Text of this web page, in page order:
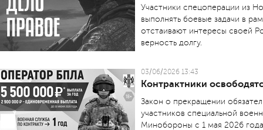
Участники спецоперации из
выполнять боевые задачи в
отстаивают интересы своей
верность долгу.
03/06/2026 13:43
Контрактники
Закон о прекращении
участников специальной
Мин­обороны с 1 мая 2026